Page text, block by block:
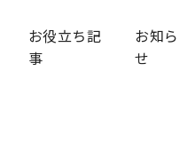
お役立ち記
事
お知ら
せ